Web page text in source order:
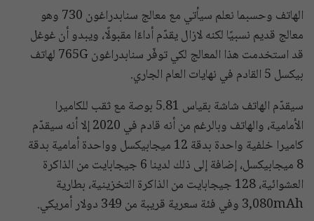
الهاتف وحسبما نعلم سيأتي مع معالج سنابدراغون 730 وهو
معالج قديم نسبيًا لكنه لازال يقدّم أداءًا مقبولًا، ويبدو أن غوغل
قد استخدمت هذا المعالج لكي توفّر سنابدراغون 765G لهاتف
بيكسل 5 القادم في نهايات العام الجاري.
سيقدّم الهاتف شاشة بقياس 5.81 بوصة مع ثقب للكاميرا
الأمامية، والهاتف وبالرغم من أنه قادم في 2020 إلا أنه سيقدّم
كاميرا خلفية واحدة بدقة 12 ميجابيكسل وواحدة أمامية بدقة
8 ميجابيكسل، إضافة إلى ذلك لدينا 6 جيجابايت من الذاكرة
العشوائية، 128 جيجابايت من الذاكرة التخزينية، بطارية
3,080mAh وفي فئة سعرية قريبة من 349 دولار أمريكي.